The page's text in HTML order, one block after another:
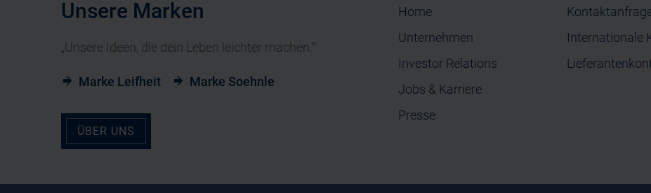
Unsere Marken
„Unsere Ideen, die dein Leben leichter machen.“
Marke Leifheit Marke Soehnle
ÜBER UNS
Home
Unternehmen
Investor Relations
Jobs & Karriere
Presse
Internationale